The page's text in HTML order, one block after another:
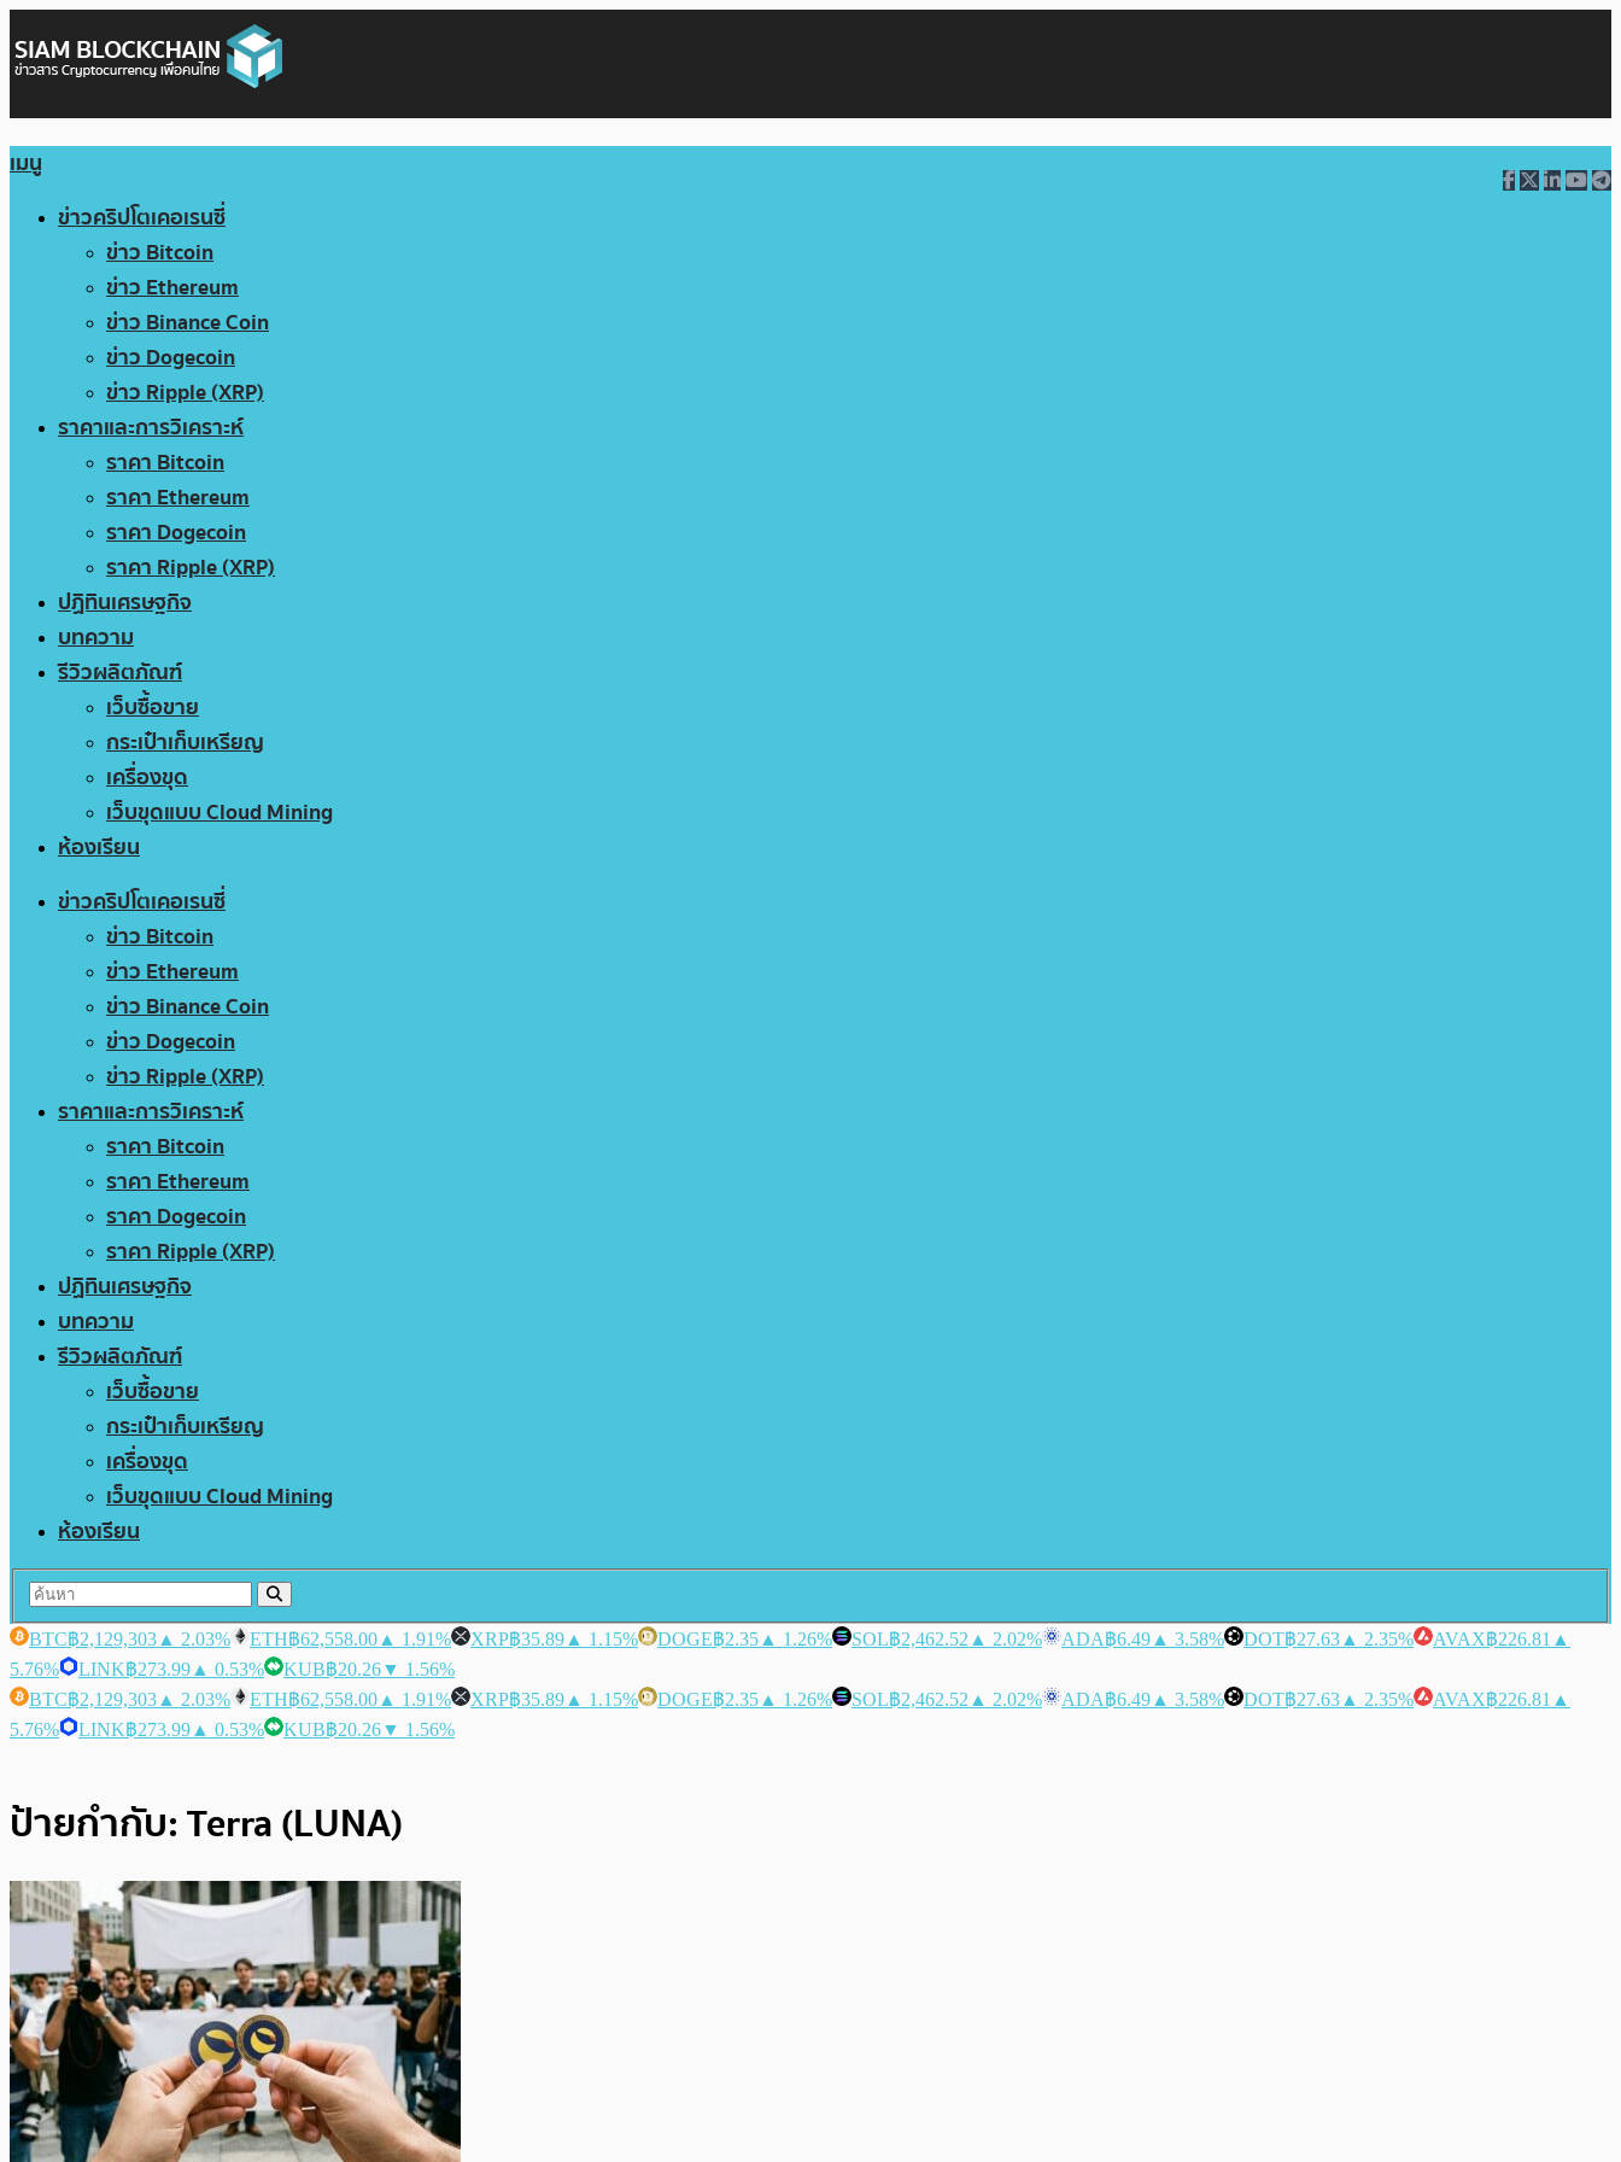
เมนู
ข่าวคริปโตเคอเรนซี่
ข่าว Bitcoin
ข่าว Ethereum
ข่าว Binance Coin
ข่าว Dogecoin
ข่าว Ripple (XRP)
ราคาและการวิเคราะห์
ราคา Bitcoin
ราคา Ethereum
ราคา Dogecoin
ราคา Ripple (XRP)
ปฏิทินเศรษฐกิจ
บทความ
รีวิวผลิตภัณฑ์
เว็บซื้อขาย
กระเป๋าเก็บเหรียญ
เครื่องขุด
เว็บขุดแบบ Cloud Mining
ห้องเรียน
ข่าวคริปโตเคอเรนซี่
ข่าว Bitcoin
ข่าว Ethereum
ข่าว Binance Coin
ข่าว Dogecoin
ข่าว Ripple (XRP)
ราคาและการวิเคราะห์
ราคา Bitcoin
ราคา Ethereum
ราคา Dogecoin
ราคา Ripple (XRP)
ปฏิทินเศรษฐกิจ
บทความ
รีวิวผลิตภัณฑ์
เว็บซื้อขาย
กระเป๋าเก็บเหรียญ
เครื่องขุด
เว็บขุดแบบ Cloud Mining
ห้องเรียน
BTC฿2,129,303 ▲ 2.03% ETH฿62,558.00 ▲ 1.91% XRP฿35.89 ▲ 1.15% DOGE฿2.35 ▲ 1.26% SOL฿2,462.52 ▲ 2.02% ADA฿6.49 ▲ 3.58% DOT฿27.63 ▲ 2.35% AVAX฿226.81 ▲
5.76%
LINK฿273.99 ▲ 0.53% KUB฿20.26▼ 1.56%
BTC฿2,129,303 ▲ 2.03% ETH฿62,558.00 ▲ 1.91% XRP฿35.89 ▲ 1.15% DOGE฿2.35 ▲ 1.26% SOL฿2,462.52 ▲ 2.02% ADA฿6.49 ▲ 3.58% DOT฿27.63 ▲ 2.35% AVAX฿226.81 ▲
5.76%
LINK฿273.99 ▲ 0.53% KUB฿20.26▼ 1.56%
ป้ายกำกับ:Terra (LUNA)